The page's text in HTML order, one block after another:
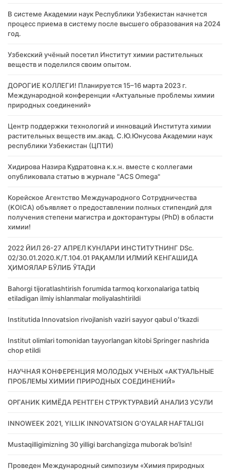
В системе Академии наук Республики Узбекистан начнется
процесс приема в систему после высшего образования на 2024
год.
Узбекский учёный посетил Институт химии растительных
веществ и поделился своим опытом.
ДОРОГИЕ КОЛЛЕГИ! Планируется 15–16 марта 2023 г.
Международной конференции «Актуальные проблемы химии
природных соединений»
Центр поддержки технологий и инноваций Института химии
растительных веществ им.акад. С.Ю.Юнусова Академии наук
республики Узбекистан (ЦПТИ)
Хидирова Назира Кудратовна к.х.н. вместе с коллегами
опубликовала статью в журнале "ACS Omega"
Корейское Агентство Международного Сотрудничества
(KOICA) объявляет о предоставлении полных стипендий для
получения степени магистра и докторантуры (PhD) в области
химии!
2022 ЙИЛ 26-27 АПРЕЛ КУНЛАРИ ИНСТИТУТНИНГ DSc.
02/30.01.2020.К/Т.104.01 РАҚАМЛИ ИЛМИЙ КЕНГАШИДА
ҲИМОЯЛАР БЎЛИБ ЎТАДИ
Bahorgi tijoratlashtirish forumida tarmoq korxonalariga tatbiq
etiladigan ilmiy ishlanmalar moliyalashtirildi
Institutida Innovatsion rivojlanish vaziri sayyor qabul oʻtkazdi
Institut olimlari tomonidan tayyorlangan kitobi Springer nashrida
chop etildi
НАУЧНАЯ КОНФЕРЕНЦИЯ МОЛОДЫХ УЧЕНЫХ «АКТУАЛЬНЫЕ
ПРОБЛЕМЫ ХИМИИ ПРИРОДНЫХ СОЕДИНЕНИЙ»
ОРГАНИК КИМЁДА РЕНТГЕН СТРУКТУРАВИЙ АНАЛИЗ УСУЛИ
INNOWEEK 2021, YILLIK INNOVATSION G'OYALAR HAFTALIGI
Mustaqilligimizning 30 yilligi barchangizga muborak bo‘lsin!
Проведен Международный симпозиум «Химия природных